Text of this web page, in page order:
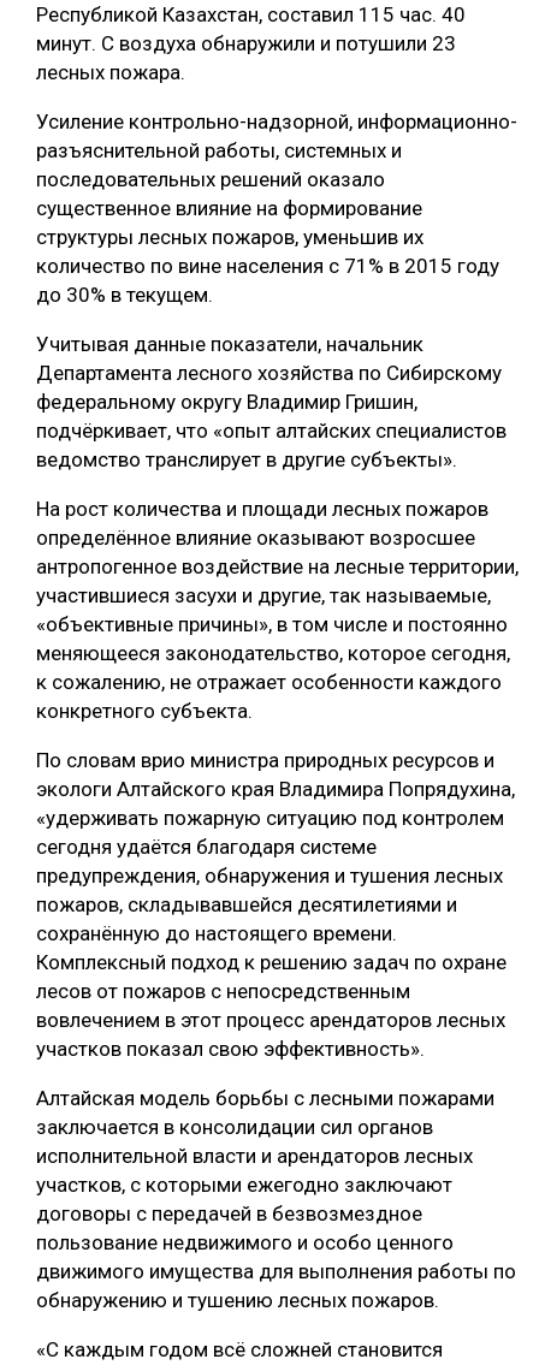
Республикой Казахстан, составил 115 час. 40
минут. С воздуха обнаружили и потушили 23
лесных пожара.
Усиление контрольно-надзорной, информационно-
разъяснительной работы, системных и
последовательных решений оказало
существенное влияние на формирование
структуры лесных пожаров, уменьшив их
количество по вине населения с 71% в 2015 году
до 30% в текущем.
Учитывая данные показатели, начальник
Департамента лесного хозяйства по Сибирскому
федеральному округу Владимир Гришин,
подчёркивает, что «опыт алтайских специалистов
ведомство транслирует в другие субъекты».
На рост количества и площади лесных пожаров
определённое влияние оказывают возросшее
антропогенное воздействие на лесные территории,
участившиеся засухи и другие, так называемые,
«объективные причины», в том числе и постоянно
меняющееся законодательство, которое сегодня,
к сожалению, не отражает особенности каждого
конкретного субъекта.
По словам врио министра природных ресурсов и
экологи Алтайского края Владимира Попрядухина,
«удерживать пожарную ситуацию под контролем
сегодня удаётся благодаря системе
предупреждения, обнаружения и тушения лесных
пожаров, складывавшейся десятилетиями и
сохранённую до настоящего времени.
Комплексный подход к решению задач по охране
лесов от пожаров с непосредственным
вовлечением в этот процесс арендаторов лесных
участков показал свою эффективность».
Алтайская модель борьбы с лесными пожарами
заключается в консолидации сил органов
исполнительной власти и арендаторов лесных
участков, с которыми ежегодно заключают
договоры с передачей в безвозмездное
пользование недвижимого и особо ценного
движимого имущества для выполнения работы по
обнаружению и тушению лесных пожаров.
«С каждым годом всё сложней становится